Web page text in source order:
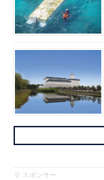
※ スポンサー